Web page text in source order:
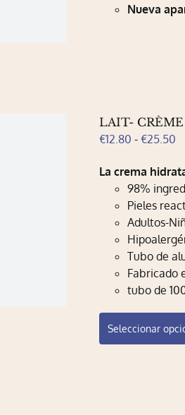
Nueva
LAIT-
€12.80 - €25.50
La crema
98%
Pieles
Adultos-
Tubo de
Fabricado
tubo de
Seleccionar